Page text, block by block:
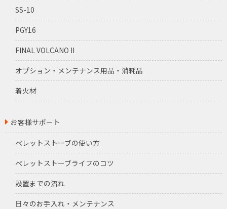
SS-10
PGY16
FINAL VOLCANO II
オプション・メンテナンス用品・消耗品
着火材
お客様サポート
ペレットストーブの使い方
ペレットストーブライフのコツ
設置までの流れ
日々のお手入れ・メンテナンス